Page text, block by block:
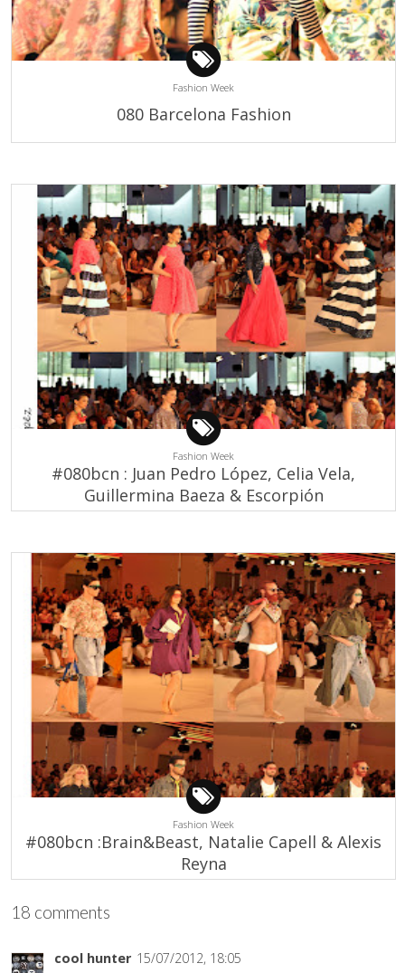
Fashion Week
080 Barcelona Fashion
Fashion Week
#080bcn : Juan Pedro López, Celia Vela,
Guillermina Baeza & Escorpión
Fashion Week
#080bcn :Brain&Beast, Natalie Capell & Alexis
Reyna
18 comments
cool hunter 15/07/2012, 18:05